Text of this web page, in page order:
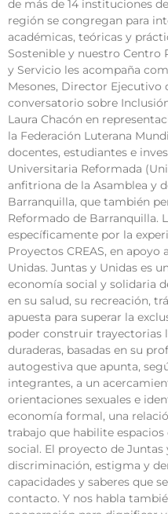
de más de 14 instituciones
región se congregan para
académicas, teóricas y
Sostenible y nuestro Centro
y Servicio les acompaña
Mesones, Director Ejecutivo
conversatorio sobre
Laura Chacón en
la Federación Luterana
docentes, estudiantes e
Universitaria Reformada
anfitriona de la Asamblea y
Barranquilla, que también
Reformado de Barranquilla.
específicamente por la
Proyectos CREAS, en
Unidas. Juntas y Unidas es
economía social y solidaria
en su salud, su recreación,
apuesta para superar la
poder construir trayectorias
duraderas, basadas en su
autogestiva que apunta,
integrantes, a un
orientaciones sexuales e
economía formal, una
trabajo que habilite
social. El proyecto de Juntas
discriminación, estigma y
capacidades y saberes que
contacto. Y nos habla